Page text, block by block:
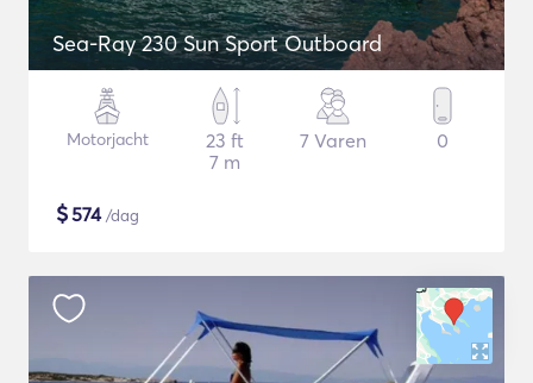
Sea-Ray 230 Sun Sport Outboard
Motorjacht
23 ft
7 m
7 Varen 0
$574/dag